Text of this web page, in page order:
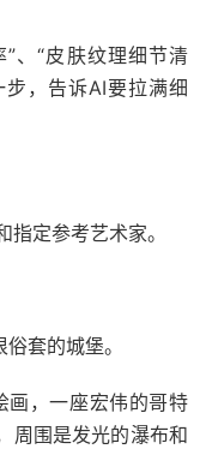
”、“皮肤纹理细节清
，告诉AI要拉满细
定参考艺术家。
套的城堡。
画，一座宏伟的哥特
周围是发光的瀑布和